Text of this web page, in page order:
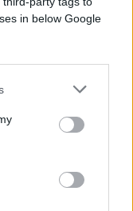
in below Google